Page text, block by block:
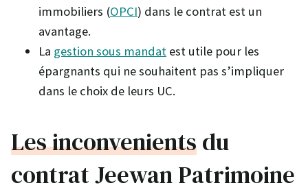
immobiliers (OPCI) dans le contrat est un
avantage.
La gestion sous mandat est utile pour les
épargnants qui ne souhaitent pas s’impliquer
dans le choix de leurs UC.
Les inconvenientsdu
contrat Jeewan Patrimoine